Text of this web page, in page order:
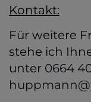
Kontakt:
Für weitere
stehe ich
unter 0664